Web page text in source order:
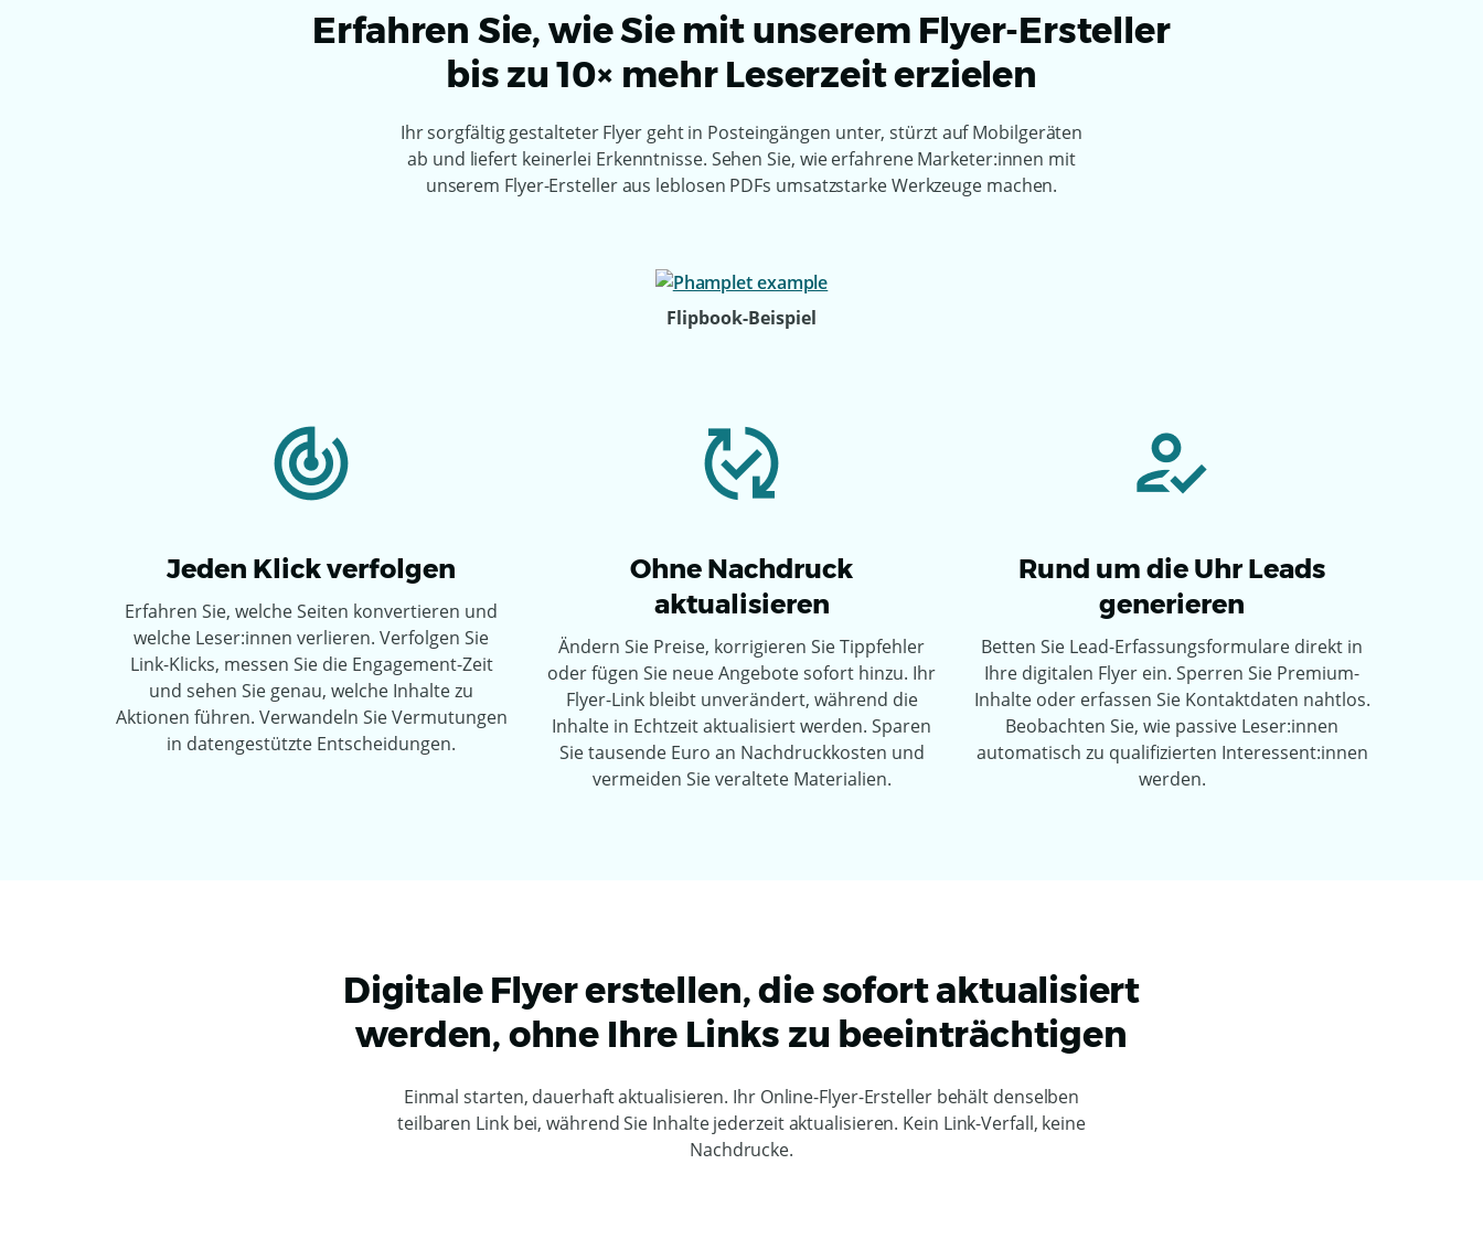
Erfahren Sie, wie Sie mit unserem Flyer-Ersteller
bis zu 10× mehr Leserzeit erzielen
Ihr sorgfältig gestalteter Flyer geht in Posteingängen unter, stürzt auf Mobilgeräten
ab und liefert keinerlei Erkenntnisse. Sehen Sie, wie erfahrene Marketer:innen mit
unserem Flyer-Ersteller aus leblosen PDFs umsatzstarke Werkzeuge machen.
Flipbook-Beispiel
Jeden Klick verfolgen
Erfahren Sie, welche Seiten konvertieren und
welche Leser:innen verlieren. Verfolgen Sie
Link-Klicks, messen Sie die Engagement-Zeit
und sehen Sie genau, welche Inhalte zu
Aktionen führen. Verwandeln Sie Vermutungen
in datengestützte Entscheidungen.
Ohne Nachdruck
aktualisieren
Ändern Sie Preise, korrigieren Sie Tippfehler
oder fügen Sie neue Angebote sofort hinzu. Ihr
Flyer-Link bleibt unverändert, während die
Inhalte in Echtzeit aktualisiert werden. Sparen
Sie tausende Euro an Nachdruckkosten und
vermeiden Sie veraltete Materialien.
Rund um die Uhr Leads
generieren
Betten Sie Lead-Erfassungsformulare direkt in
Ihre digitalen Flyer ein. Sperren Sie Premium-
Inhalte oder erfassen Sie Kontaktdaten nahtlos.
Beobachten Sie, wie passive Leser:innen
automatisch zu qualifizierten Interessent:innen
werden.
Digitale Flyer erstellen, die sofort aktualisiert
werden, ohne Ihre Links zu beeinträchtigen
Einmal starten, dauerhaft aktualisieren. Ihr Online-Flyer-Ersteller behält denselben
teilbaren Link bei, während Sie Inhalte jederzeit aktualisieren. Kein Link-Verfall, keine
Nachdrucke.